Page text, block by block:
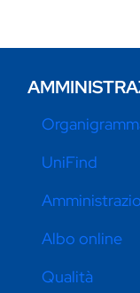
UniFind
Albo online
Qualità